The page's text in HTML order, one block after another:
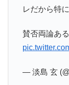
レだから特
賛否両論あ
— 淡島 玄